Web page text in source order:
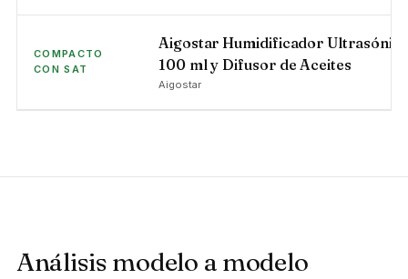
COMPACTO
CON SAT
Aigostar Humidificador
100 ml y Difusor de Aceites
Aigostar
Análisis modelo a modelo